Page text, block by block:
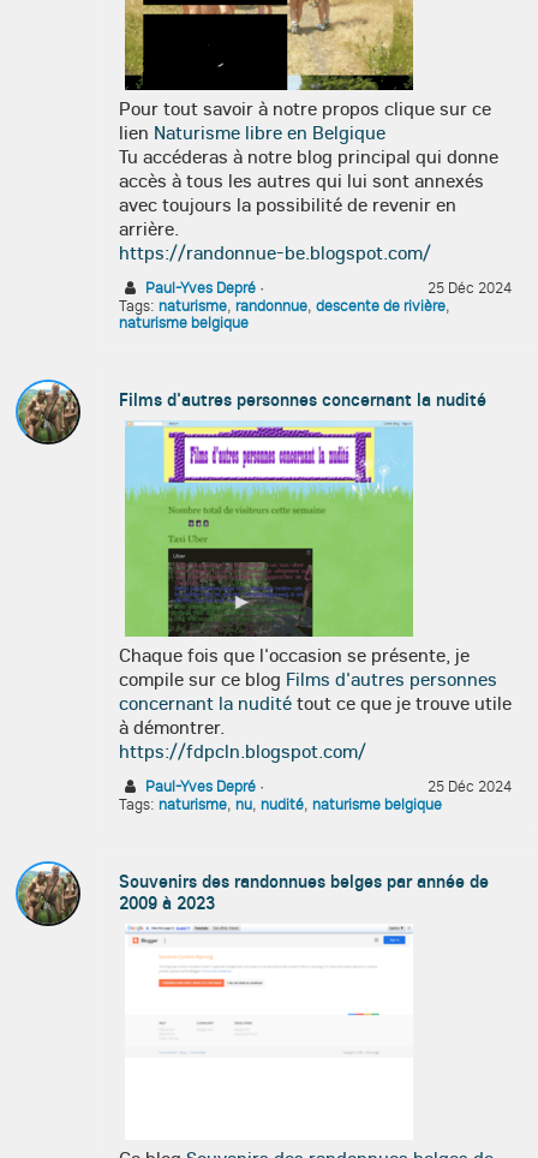
Pour tout savoir à notre propos clique sur ce
lien Naturisme libre en Belgique
Tu accéderas à notre blog principal qui donne
accès à tous les autres qui lui sont annexés
avec toujours la possibilité de revenir en
arrière.
https://randonnue-be.blogspot.com/
Paul-Yves Depré 25 Déc 2024
·
Tags: naturisme, randonnue, descente de rivière,
naturisme belgique
Films d'autres personnes concernant la nudité
Chaque fois que l'occasion se présente, je
compile sur ce blog Films d'autres personnes
concernant la nudité tout ce que je trouve utile
à démontrer.
https://fdpcln.blogspot.com/
Paul-Yves Depré 25 Déc 2024
·
Tags: naturisme, nu, nudité, naturisme belgique
Souvenirs des randonnues belges par année de
2009 à 2023